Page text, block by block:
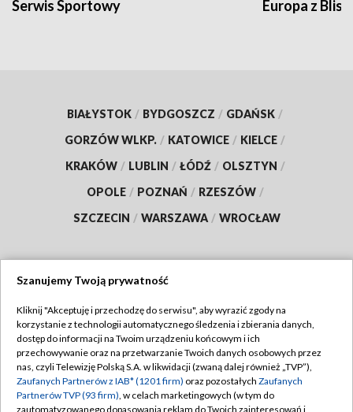
Serwis Sportowy Europa z
BIAŁYSTOK / BYDGOSZCZ / GDAŃSK /
GORZÓW WLKP. / KATOWICE / KIELCE /
KRAKÓW / LUBLIN / ŁÓDŹ / OLSZTYN /
OPOLE / POZNAŃ / RZESZÓW /
SZCZECIN / WARSZAWA / WROCŁAW
TVP
Abonament TVP
Emisja w TVP
Centrum informacji TVP
Regulamin TVP
Polityka prywatności
Moje zgody
Szanujemy Twoją prywatność
Kliknij "Akceptuję i przechodzę do serwisu", aby wyrazić zgody na
korzystanie z technologii automatycznego śledzenia i zbierania danych,
dostęp do informacji na Twoim urządzeniu końcowym i ich
przechowywanie oraz na przetwarzanie Twoich danych osobowych przez
nas, czyli Telewizję Polską S.A. w likwidacji (zwaną dalej również „TVP”),
Zaufanych Partnerów z IAB* (1201 firm) oraz pozostałych Zaufanych
Partnerów TVP (93 firm), w celach marketingowych (w tym do
zautomatyzowanego dopasowania reklam do Twoich zainteresowań i